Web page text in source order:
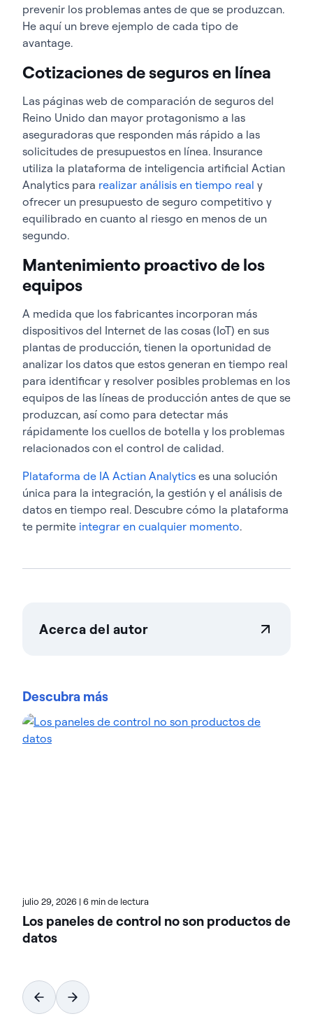
prevenir los problemas antes de que se produzcan.
He aquí un breve ejemplo de cada tipo de
avantage.
Cotizaciones de seguros en línea
Las páginas web de comparación de seguros del
Reino Unido dan mayor protagonismo a las
aseguradoras que responden más rápido a las
solicitudes de presupuestos en línea. Insurance
utiliza la plataforma de inteligencia artificial Actian
Analytics para realizar análisis en tiempo real y
ofrecer un presupuesto de seguro competitivo y
equilibrado en cuanto al riesgo en menos de un
segundo.
Mantenimiento proactivo de los
equipos
A medida que los fabricantes incorporan más
dispositivos del Internet de las cosas (IoT) en sus
plantas de producción, tienen la oportunidad de
analizar los datos que estos generan en tiempo real
para identificar y resolver posibles problemas en los
equipos de las líneas de producción antes de que se
produzcan, así como para detectar más
rápidamente los cuellos de botella y los problemas
relacionados con el control de calidad.
Plataforma de IA Actian Analytics es una solución
única para la integración, la gestión y el análisis de
datos en tiempo real. Descubre cómo la plataforma
te permite integrar en cualquier momento.
Acerca del autor
conocer las capacidades de integración, gestión y
Cuenta con más de 20 años de experiencia en
marketing de soluciones de análisis, seguridad y
Descubra más
julio 29, 2026 | 6 min de lectura
Los paneles de control no son productos de
datos